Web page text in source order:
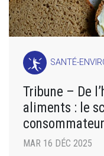
SANTÉ-
Tribune – De
aliments : le
MAR 16 DÉC 2025